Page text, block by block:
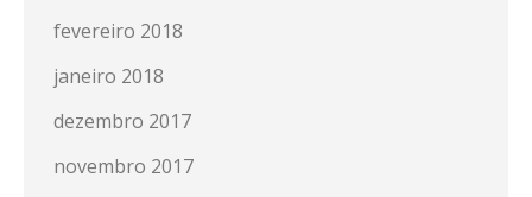
fevereiro 2018
janeiro 2018
dezembro 2017
novembro 2017